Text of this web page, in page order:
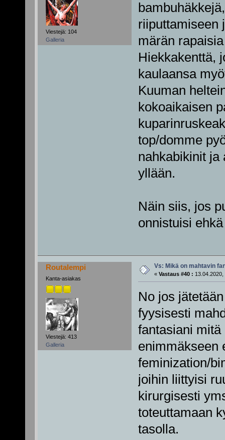
Viestejä: 104
Galleria
riiputtamiseen
märän
Hiekkakenttä,
kaulaansa
Kuuman
kokoaikaisen
top/domme
nahkabikinit ja
yllään.
Näin siis, jos
onnistuisi
Routalempi
Kanta-asiakas
Viestejä: 413
Galleria
Vs: Mikä on mahtavin
« Vastaus #40 : 13.04.2020,
No jos
fyysisesti
fantasiani mitä
enimmäkseen
feminization/
joihin liittyisi
kirurgisesti
toteuttamaan
tasolla.